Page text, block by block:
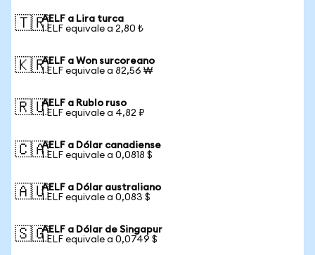
🇹🇷AELF a Lira turca
1 ELF equivale a 2,80 ₺
🇰🇷AELF a Won surcoreano
1 ELF equivale a 82,56 ₩
🇷🇺AELF a Rublo ruso
1 ELF equivale a 4,82 ₽
🇨🇦AELF a Dólar canadiense
1 ELF equivale a 0,0818 $
🇦🇺AELF a Dólar australiano
1 ELF equivale a 0,083 $
🇸🇬AELF a Dólar de Singapur
1 ELF equivale a 0,0749 $